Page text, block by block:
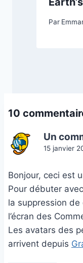
Par
10
Un
15 janvier
Bonjour, ceci est
Pour débuter
la suppression
l’écran des
Les avatars des
arrivent depuis